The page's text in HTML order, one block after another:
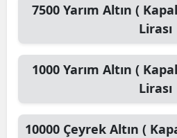
7500 Yarım Altın (
Lirası
1000 Yarım Altın (
Lirası
10000 Çeyrek Altın (